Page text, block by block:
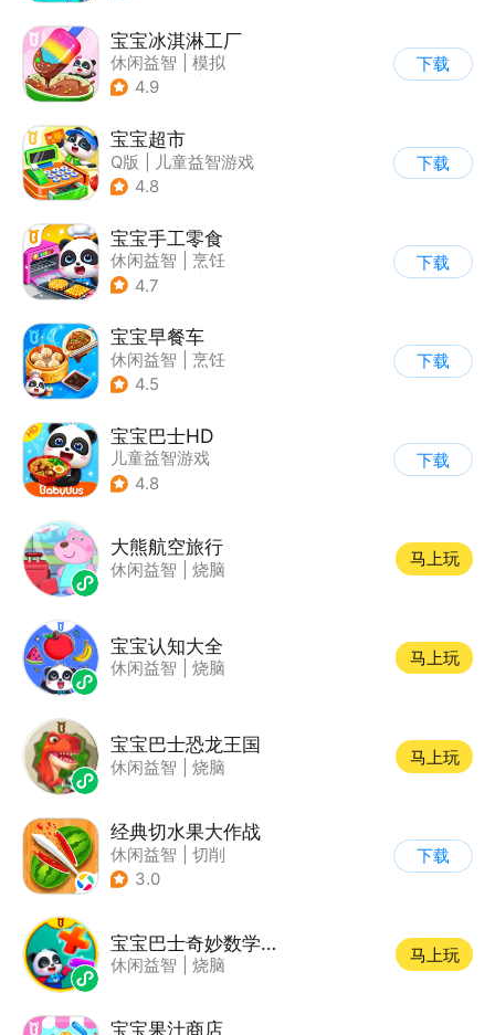
宝宝冰淇淋工厂
休闲益智
模拟
| 宝宝巴士
4.9
下载
宝宝超市
Q版
儿童益智游戏
4.8
下载
宝宝手工零食
休闲益智
烹饪
| 宝宝巴士
4.7
下载
宝宝早餐车
休闲益智
烹饪
| 宝宝巴士
4.5
下载
宝宝巴士HD
儿童益智游戏
| 启蒙早教
4.8
下载
大熊航空旅行
休闲益智 烧脑
马上玩
宝宝认知大全
休闲益智 烧脑
马上玩
宝宝巴士恐龙王国
休闲益智 烧脑
马上玩
经典切水果大作战
休闲益智
切削
3.0
下载
宝宝巴士奇妙数学冒险
休闲益智 烧脑
马上玩
宝宝果汁商店